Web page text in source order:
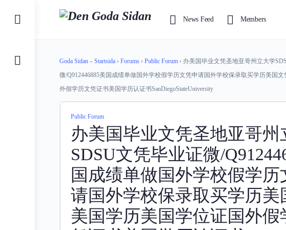
News Feed Members
Goda Sidan – Startsida › Forums › Public Forum › 办美国毕业文凭圣地亚哥州立大学
微/Q912446885美国成绩单做国外学校假学历文凭申请国外学校保录取买学历美国
外假学历文凭证书美国学历认证书SanDiegoStateUniversity
Public Forum
办美国毕业文凭圣地亚哥州
SDSU文凭毕业证微/
国成绩单做国外学校假学历
请国外学校保录取买学历美
美国学历美国学位证国外假